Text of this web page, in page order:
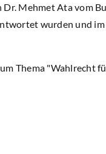
Mehmet Ata vom
wurden und
Thema "Wahlrecht